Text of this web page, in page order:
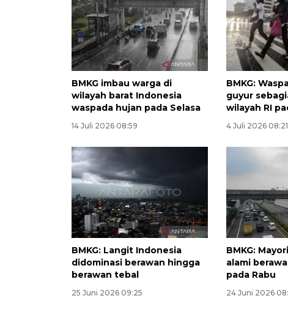
BMKG imbau warga di
wilayah barat Indonesia
waspada hujan pada Selasa
14 Juli 2026 08:59
BMKG:
guyur
wilayah RI
4 Juli 2026 08:21
BMKG: Langit Indonesia
didominasi berawan hingga
berawan tebal
25 Juni 2026 09:25
BMKG:
alami
pada Rabu
24 Juni 2026